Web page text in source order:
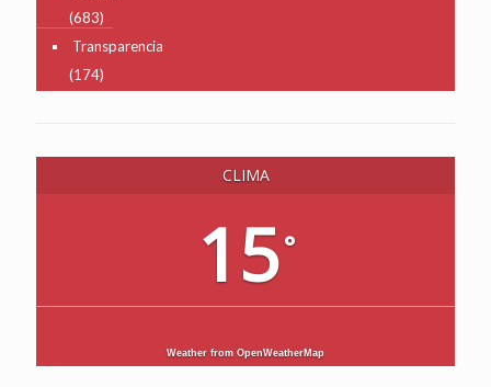
(683)
Transparencia
(174)
CLIMA
15°
Weather from OpenWeatherMap